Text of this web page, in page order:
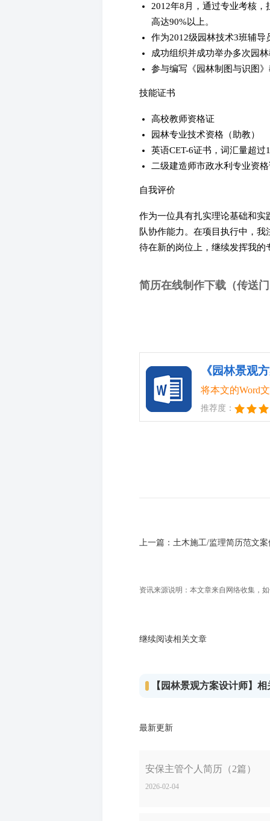
2012年8月，通过专业考核
高达90%以上。
作为2012级园林技术3班辅
成功组织并成功举办多次园
参与编写《园林制图与识图
技能证书
高校教师资格证
园林专业技术资格（助教）
英语CET-6证书，词汇量超过
二级建造师市政水利专业资
自我评价
作为一位具有扎实理论基础和
队协作能力。在项目执行中，
待在新的岗位上，继续发挥我
简历在线制作下载（传送
《园林景观
将本文的Word
推荐度：
上一篇： 土木施工/监理简历范文案
资讯来源说明：本文章来自网络收集，
继续阅读相关文章
【园林景观方案设计师】
最新更新
安保主管个人简历（2篇）
2026-02-04